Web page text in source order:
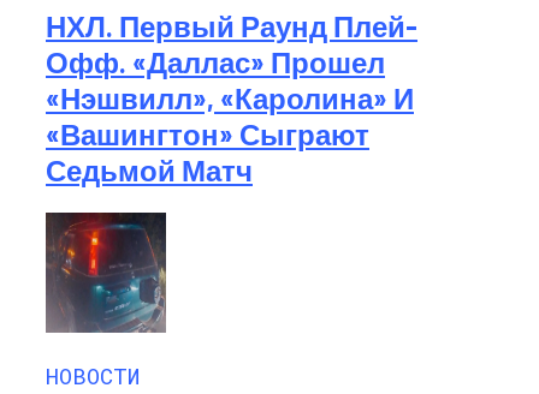
НХЛ. Первый Раунд Плей-
Офф. «Даллас» Прошел
«Нэшвилл», «Каролина» И
«Вашингтон» Сыграют
Седьмой Матч
НОВОСТИ